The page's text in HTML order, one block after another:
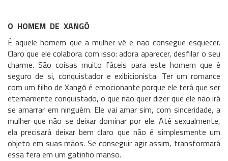
O HOMEM DE XANGÔ
É aquele homem que a mulher vê e não consegue esquecer.
Claro que ele colabora com isso: adora aparecer, desfilar o seu
charme. São coisas muito fáceis para este homem que é
seguro de si, conquistador e exibicionista. Ter um romance
com um filho de Xangô é emocionante porque ele terá que ser
eternamente conquistado, o que não quer dizer que ele não irá
se amarrar em ninguém. Ele vai amar sim, com sinceridade, a
mulher que não se deixar dominar por ele. Até sexualmente,
ela precisará deixar bem claro que não é simplesmente um
objeto em suas mãos. Se conseguir agir assim, transformará
essa fera em um gatinho manso.